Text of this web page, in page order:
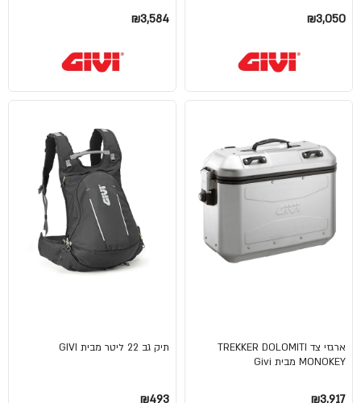
₪3,050
₪3,584
ארגזי צד TREKKER DOLOMITI
MONOKEY מבית Givi
₪3,917
תיק גב 22 ליטר מבית GIVI
₪493